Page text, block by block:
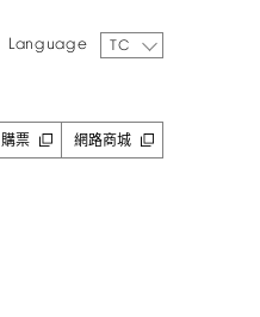
Language TC
購票 網路商城